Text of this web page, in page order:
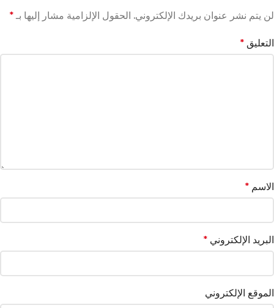
لن يتم نشر عنوان بريدك الإلكتروني. الحقول الإلزامية مشار إليها بـ *
التعليق *
الاسم *
البريد الإلكتروني *
الموقع الإلكتروني